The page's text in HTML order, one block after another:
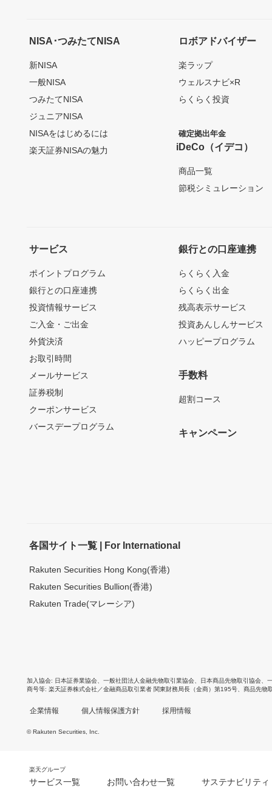
NISA･つみたてNISA
新NISA
一般NISA
つみたてNISA
ジュニアNISA
NISAをはじめるには
楽天証券NISAの魅力
ロボアドバイザー
楽ラップ
ウェルスナビ×R
らくらく投資
確定拠出年金
iDeCo（イデコ）
商品一覧
節税シミュレーション
サービス
ポイントプログラム
銀行との口座連携
投資情報サービス
ご入金・ご出金
外貨決済
お取引時間
メールサービス
証券税制
クーポンサービス
バースデープログラム
銀行との口座連携
らくらく入金
らくらく出金
残高表示サービス
投資あんしんサービス
ハッピープログラム
手数料
超割コース
キャンペーン
各国サイト一覧 | For International
Rakuten Securities Hong Kong(香港)
Rakuten Securities Bullion(香港)
Rakuten Trade(マレーシア)
加入協会 日本証券業協会 一般社団法人金融先物取引業協会 日本商品先物取引協会
商号等 楽天証券株式会社／金融商品取引業者 関東財務局長（金商）第195号、商品先物
企業情報 個人情報保護方針 採用情報
© Rakuten Securities, Inc.
楽天グループ
サービス一覧 お問い合わせ一覧 サステナビリティ